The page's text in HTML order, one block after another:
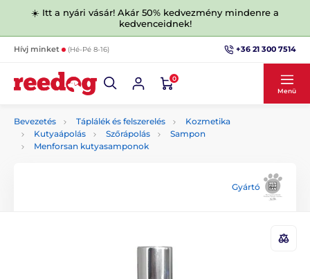
☀️ Itt a nyári vásár! Akár 50% kedvezmény mindenre a
kedvenceidnek!
Hívj minket (Hé-Pé 8-16) +36 21 300 7514
0
Menü
Bevezetés Táplálék és felszerelés
Kozmetika
Kutyaápolás
Szőrápolás
Sampon
Menforsan kutyasamponok
Gyártó